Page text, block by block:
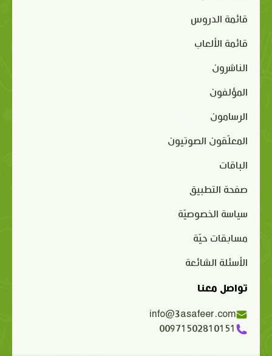
قائمة الدروس
قائمة الألعاب
الناشرون
المؤلفون
الرسامون
المعلّقون الصوتيون
الباقات
صفحة التطبيق
سياسة الخصوصيّة
مسابقات حيّة
الأسئلة الشائعة
تواصل معنا
info@3asafeer.com
00971502810151